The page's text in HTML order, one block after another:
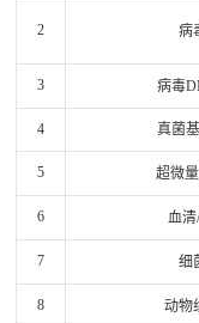
2 病
3 病毒
4 真菌
5 超微
6 血清
7 细
8 动物